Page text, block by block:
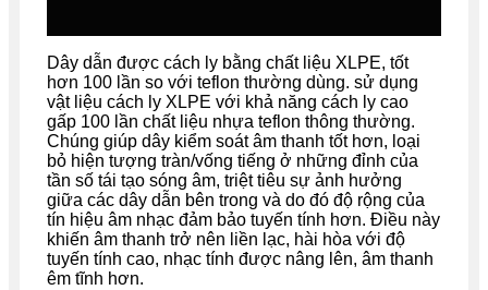
Dây dẫn được cách ly bằng chất liệu XLPE, tốt
hơn 100 lần so với teflon thường dùng. sử dụng
vật liệu cách ly XLPE với khả năng cách ly cao
gấp 100 lần chất liệu nhựa teflon thông thường.
Chúng giúp dây kiểm soát âm thanh tốt hơn, loại
bỏ hiện tượng tràn/vống tiếng ở những đỉnh của
tần số tái tạo sóng âm, triệt tiêu sự ảnh hưởng
giữa các dây dẫn bên trong và do đó độ rộng của
tín hiệu âm nhạc đảm bảo tuyến tính hơn. Điều này
khiến âm thanh trở nên liền lạc, hài hòa với độ
tuyến tính cao, nhạc tính được nâng lên, âm thanh
êm tĩnh hơn.